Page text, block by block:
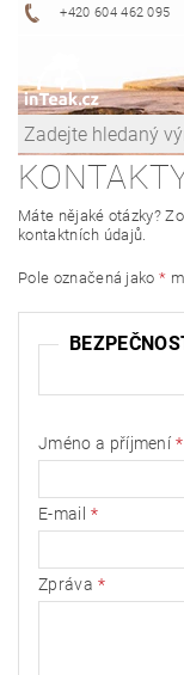
+420 604 462 095
Máte nějaké otázky?
kontaktních údajů.
Pole označená jako*
Jméno a příjmení
E-mail
Zpráva